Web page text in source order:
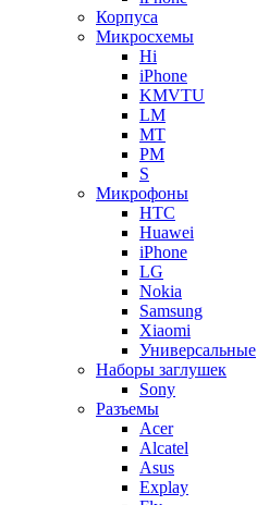
Корпуса
Микросхемы
Hi
iPhone
KMVTU
LM
MT
PM
S
Микрофоны
HTC
Huawei
iPhone
LG
Nokia
Samsung
Xiaomi
Универсальные
Наборы заглушек
Sony
Разъемы
Acer
Alcatel
Asus
Explay